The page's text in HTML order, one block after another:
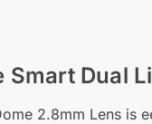
Dual
2.8mm Lens